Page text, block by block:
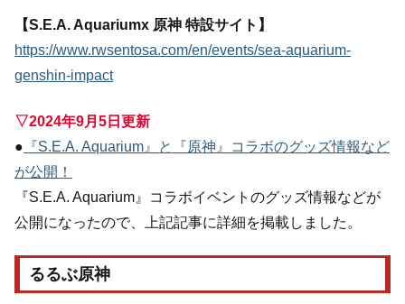
【S.E.A. Aquariumx 原神 特設サイト】
https://www.rwsentosa.com/en/events/sea-aquarium-
genshin-impact
▽2024年9月5日更新
● 『S.E.A. Aquarium』と『原神』コラボのグッズ情報など
が公開！
『S.E.A. Aquarium』コラボイベントのグッズ情報などが
公開になったので、上記記事に詳細を掲載しました。
るるぶ原神